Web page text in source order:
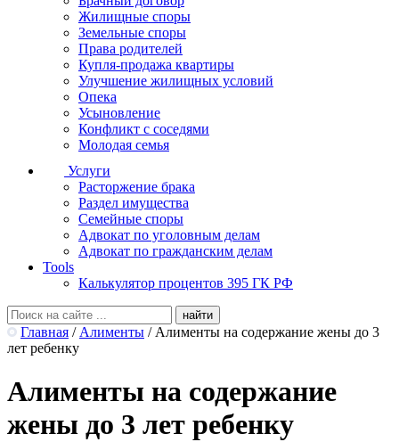
Жилищные споры
Земельные споры
Права родителей
Купля-продажа квартиры
Улучшение жилищных условий
Опека
Усыновление
Конфликт с соседями
Молодая семья
Услуги
Расторжение брака
Раздел имущества
Семейные споры
Адвокат по уголовным делам
Адвокат по гражданским делам
Tools
Калькулятор процентов 395 ГК РФ
Главная / Алименты / Алименты на содержание жены до 3
лет ребенку
Алименты на содержание
жены до 3 лет ребенку